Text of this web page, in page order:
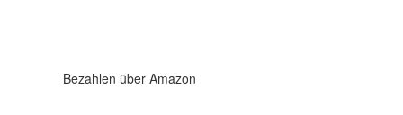
Bezahlen über Amazon